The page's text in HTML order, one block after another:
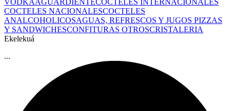
COCTELES NACIONALESCOCTELES
ANALCOHOLICOSAGUAS, REFRESCOS Y JUGOS PIZZAS
Y SANDWICHESCONFITURAS OTROSCRISTALERIA
Ekelekuá
...